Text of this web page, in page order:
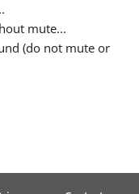
mute...
(do not mute or